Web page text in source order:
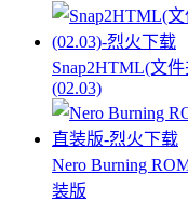
Snap2HTML(文
(02.03)
Nero Burning
装版